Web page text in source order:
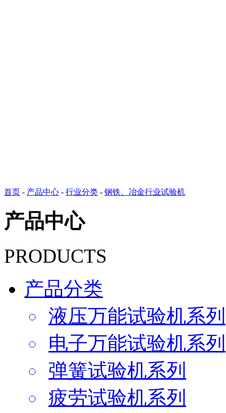
首页 - 产品中心 - 行业分类 - 钢铁、冶金行业试验机
产品中心
PRODUCTS
产品分类
液压万能试验机系列
电子万能试验机系列
弹簧试验机系列
疲劳试验机系列